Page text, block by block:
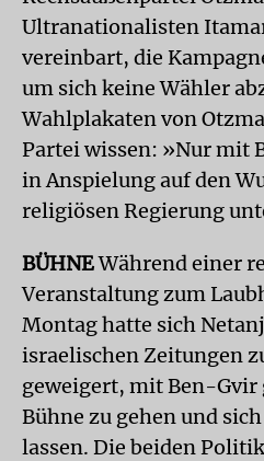
Ultranationalisten
vereinbart, die
um sich keine Wähler
Wahlplakaten von
Partei wissen: »Nur mit
in Anspielung auf den
religiösen Regierung
BÜHNEWährend einer
Veranstaltung zum
Montag hatte sich
israelischen Zeitungen
geweigert, mit Ben-Gvir
Bühne zu gehen und
lassen. Die beiden